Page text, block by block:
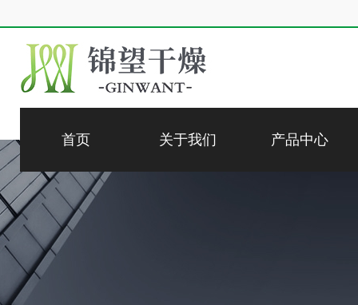
首页 关于我们 产品中心